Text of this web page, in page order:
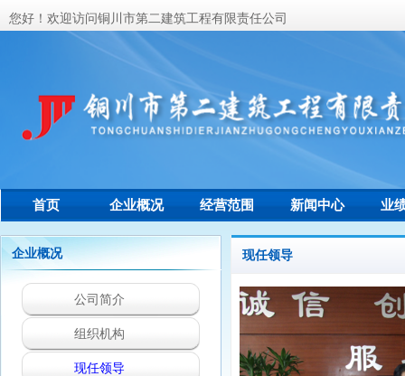
首页 企业概况 经营范围 新闻中心 业
您好！欢迎访问铜川市第二建筑工程有限责任公司
企业概况
公司简介
组织机构
现任领导
联系我们
现任领导